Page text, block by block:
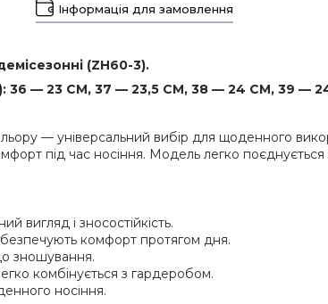
Інформація для замовлення
(ZH60-3).
36 — 23 СМ, 37 — 23,5 СМ, 38 — 24 СМ, 39 —
— універсальний вибір для щоденного
під час носіння. Модель легко
вигляд і зносостійкість.
комфорт протягом дня.
зношування.
комбінується з гардеробом.
носіння.